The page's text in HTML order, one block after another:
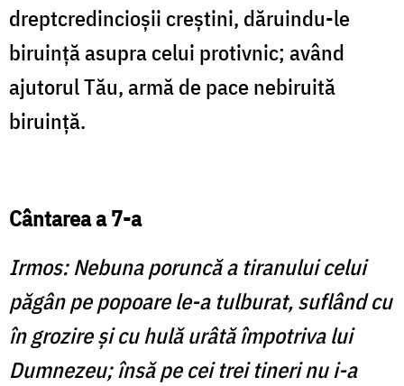
dreptcredincioşii creştini, dăruindu-le
biruinţă asupra celui protivnic; având
ajutorul Tău, armă de pace nebiruită
biruinţă.
Cântarea a 7-a
Irmos: Nebuna poruncă a tiranului celui
păgân pe popoare le-a tulburat, suflând cu
în grozire şi cu hulă urâtă împotriva lui
Dumnezeu; însă pe cei trei tineri nu i-a